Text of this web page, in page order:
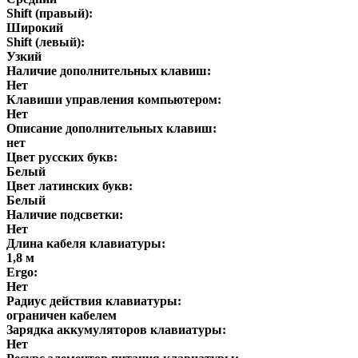
Shift (правый):
Широкий
Shift (левый):
Узкий
Наличие дополнительных клавиш:
Нет
Клавиши управления компьютером:
Нет
Описание дополнительных клавиш:
нет
Цвет русских букв:
Белый
Цвет латинских букв:
Белый
Наличие подсветки:
Нет
Длина кабеля клавиатуры:
1,8 м
Ergo:
Нет
Радиус действия клавиатуры:
ограничен кабелем
Зарядка аккумуляторов клавиатуры:
Нет